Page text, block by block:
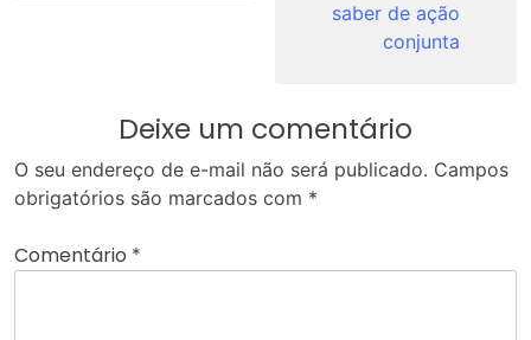
saber de ação
conjunta
Deixe um comentário
O seu endereço de e-mail não será publicado. Campos
obrigatórios são marcados com *
Comentário *